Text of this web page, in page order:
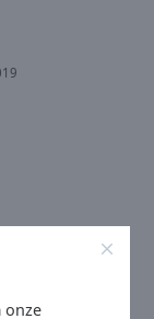
onze